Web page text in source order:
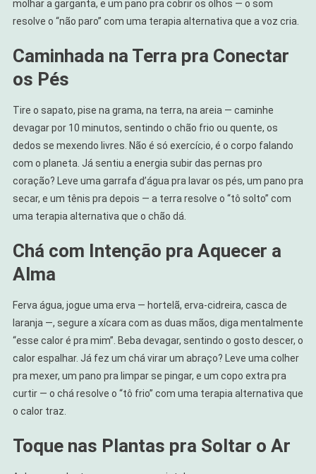
molhar a garganta, e um pano pra cobrir os olhos — o som
resolve o “não paro” com uma terapia alternativa que a voz cria.
Caminhada na Terra pra Conectar
os Pés
Tire o sapato, pise na grama, na terra, na areia — caminhe
devagar por 10 minutos, sentindo o chão frio ou quente, os
dedos se mexendo livres. Não é só exercício, é o corpo falando
com o planeta. Já sentiu a energia subir das pernas pro
coração? Leve uma garrafa d’água pra lavar os pés, um pano pra
secar, e um tênis pra depois — a terra resolve o “tô solto” com
uma terapia alternativa que o chão dá.
Chá com Intenção pra Aquecer a
Alma
Ferva água, jogue uma erva — hortelã, erva-cidreira, casca de
laranja —, segure a xícara com as duas mãos, diga mentalmente
“esse calor é pra mim”. Beba devagar, sentindo o gosto descer, o
calor espalhar. Já fez um chá virar um abraço? Leve uma colher
pra mexer, um pano pra limpar se pingar, e um copo extra pra
curtir — o chá resolve o “tô frio” com uma terapia alternativa que
o calor traz.
Toque nas Plantas pra Soltar o Ar